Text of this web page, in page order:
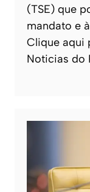
(TSE) que
mandato e
Clique aqui
Noticias do